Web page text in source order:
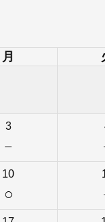
月
3
－
10
○